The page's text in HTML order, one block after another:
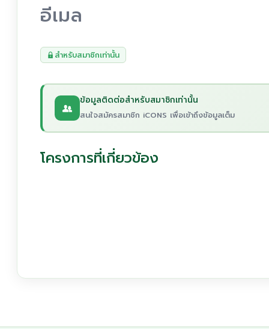
อีเมล
สำหรับสมาชิกเท่านั้น
ข้อมูลติดต่อสำหรับสมาชิกเท่านั้น
สนใจสมัครสมาชิก iCONS เพื่อเข้าถึงข้อมูลเต็ม
โครงการที่เกี่ยวข้อง